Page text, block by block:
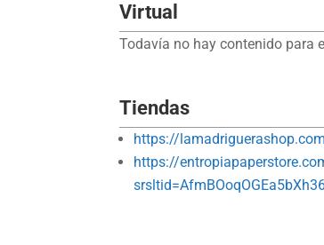
Virtual
Todavía no hay contenido para
Tiendas
https://
https://